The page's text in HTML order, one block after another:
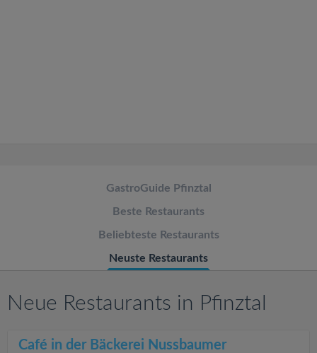
GastroGuide Pfinztal
Beste Restaurants
Beliebteste Restaurants
Neuste Restaurants
Neue Restaurants in Pfinztal
Café in der Bäckerei Nussbaumer